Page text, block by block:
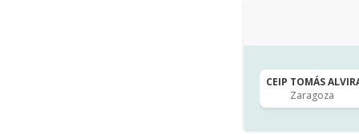
CEIP TOMÁS
Zaragoza